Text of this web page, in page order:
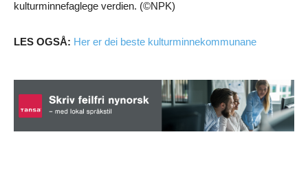
kulturminnefaglege verdien. (©NPK)
LES OGSÅ: Her er dei beste kulturminnekommunane